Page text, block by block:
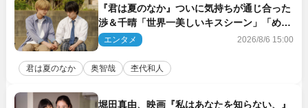
『君は夏のなか』ついに気持ちが通じ合った
渉＆千晴「世界一美しいキスシーン」「めっ
ちゃキュン」反響続々
エンタメ 2026/8/6 15:00
君は夏のなか 奥智哉 杢代和人
堀田真由、映画『私はあなたを知らない、』